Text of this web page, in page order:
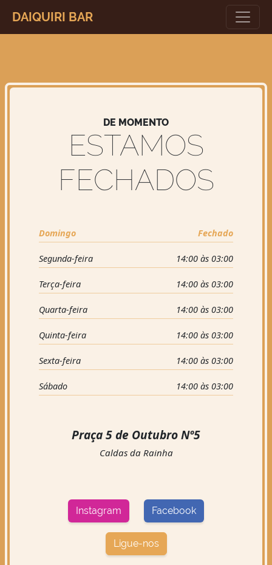
DAIQUIRI BAR
DE MOMENTO
ESTAMOS
FECHADOS
Domingo Fechado
Segunda-feira 14:00 às 03:00
Terça-feira 14:00 às 03:00
Quarta-feira 14:00 às 03:00
Quinta-feira 14:00 às 03:00
Sexta-feira 14:00 às 03:00
Sábado 14:00 às 03:00
Praça 5 de Outubro Nº5
Caldas da Rainha
Instagram Facebook
Ligue-nos